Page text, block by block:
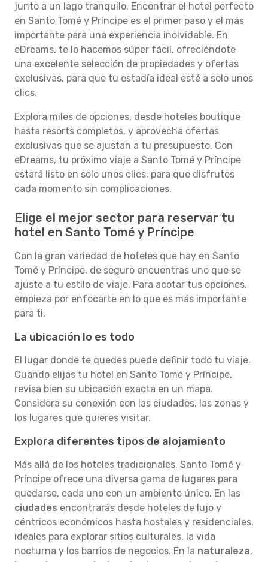
junto a un lago tranquilo. Encontrar el hotel perfecto
en Santo Tomé y Príncipe es el primer paso y el más
importante para una experiencia inolvidable. En
eDreams, te lo hacemos súper fácil, ofreciéndote
una excelente selección de propiedades y ofertas
exclusivas, para que tu estadía ideal esté a solo unos
clics.
Explora miles de opciones, desde hoteles boutique
hasta resorts completos, y aprovecha ofertas
exclusivas que se ajustan a tu presupuesto. Con
eDreams, tu próximo viaje a Santo Tomé y Príncipe
estará listo en solo unos clics, para que disfrutes
cada momento sin complicaciones.
Elige el mejor sector para reservar tu
hotel en Santo Tomé y Príncipe
Con la gran variedad de hoteles que hay en Santo
Tomé y Príncipe, de seguro encuentras uno que se
ajuste a tu estilo de viaje. Para acotar tus opciones,
empieza por enfocarte en lo que es más importante
para ti.
La ubicación lo es todo
El lugar donde te quedes puede definir todo tu viaje.
Cuando elijas tu hotel en Santo Tomé y Príncipe,
revisa bien su ubicación exacta en un mapa.
Considera su conexión con las ciudades, las zonas y
los lugares que quieres visitar.
Explora diferentes tipos de alojamiento
Más allá de los hoteles tradicionales, Santo Tomé y
Príncipe ofrece una diversa gama de lugares para
quedarse, cada uno con un ambiente único. En las
ciudades encontrarás desde hoteles de lujo y
céntricos económicos hasta hostales y residenciales,
ideales para explorar sitios culturales, la vida
nocturna y los barrios de negocios. En la naturaleza,